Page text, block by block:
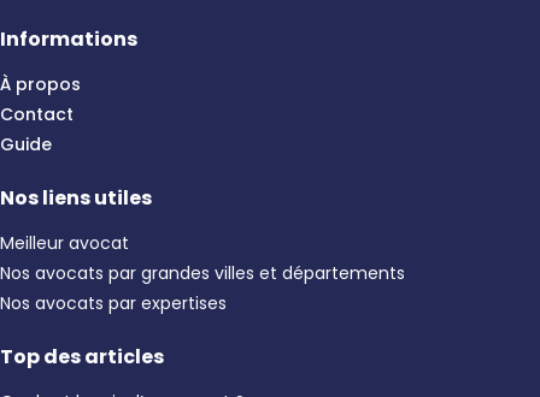
Informations
À propos
Contact
Guide
Nos liens utiles
Meilleur avocat
Nos avocats par grandes villes et départements
Nos avocats par expertises
Top des articles